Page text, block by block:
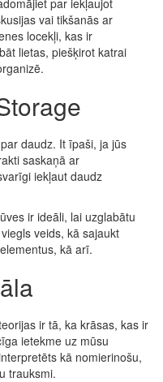
par iekļaujot
vai tikšanās ar
locekļi, kas ir
lietas, piešķirot katrai
daudz. It īpaši, ja jūs
saskaņā ar
iekļaut daudz
ir ideāli, lai uzglabātu
veids, kā sajaukt
kā arī.
ir tā, ka krāsas, kas ir
ietekme uz mūsu
kā nomierinošu,
trauksmi.